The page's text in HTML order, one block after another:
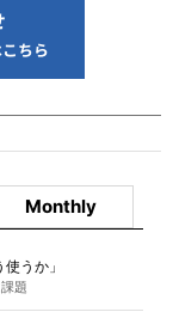
Monthly
うか」
題